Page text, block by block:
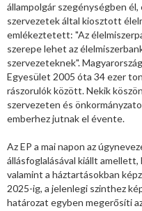
állampolgár szegénységben
szervezetek által kiosztott
emlékeztetett: "Az
szerepe lehet az
szervezeteknek".
Egyesület 2005 óta 34 ezer
rászorulók között. Nekik
szervezeten és
emberhez jutnak el évente.
Az EP a mai napon az
állásfoglalásával kiállt
valamint a háztartásokban
2025-ig, a jelenlegi szinthez
határozat egyben megerősíti